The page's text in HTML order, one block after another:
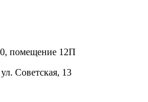
помещение 12П
Советская, 13